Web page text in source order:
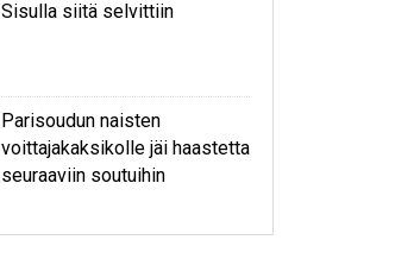
Sisulla siitä selvittiin
Parisoudun naisten
voittajakaksikolle jäi haastetta
seuraaviin soutuihin